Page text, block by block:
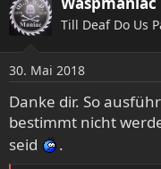
k
t
n
e
n
:
Till Deaf Do Us
30. Mai 2018
Danke dir. So
bestimmt nicht
seid
.